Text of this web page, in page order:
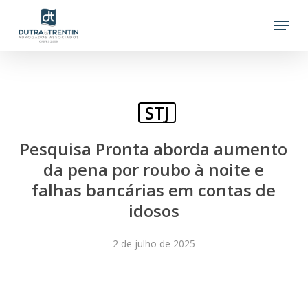
Menu
STJ
Pesquisa Pronta aborda aumento
da pena por roubo à noite e
falhas bancárias em contas de
idosos
2 de julho de 2025